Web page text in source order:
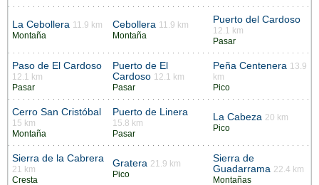
La Cebollera 11.9 km
Montaña
Cebollera 11.9 km
Montaña
Puerto del Cardoso
12.1 km
Pasar
Paso de El Cardoso
12.1 km
Pasar
Puerto de El
Cardoso 12.1 km
Pasar
Peña Centenera 13.9
km
Pico
Cerro San Cristóbal
15 km
Montaña
Puerto de Linera
15.8 km
Pasar
La Cabeza 20 km
Pico
Sierra de la Cabrera
21 km
Cresta
Gratera 21.9 km
Pico
Sierra de
Guadarrama 22.4 km
Montañas